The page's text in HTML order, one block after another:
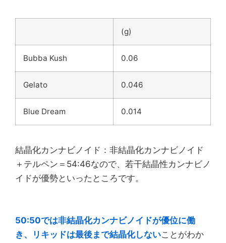
(g)
Bubba Kush 0.06
Gelato 0.046
Blue Dream 0.014
結晶化カンナビノイド：非結晶化カンナビノイド
＋テルペン＝54:46なので、若干結晶性カンナビノ
イドが優勢といったところです。
50:50では非結晶化カンナビノイドが優位に働
き、リキッドは最後まで結晶化しないことがわか